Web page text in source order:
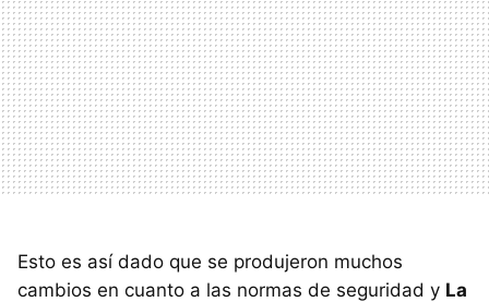
Esto es así dado que se produjeron muchos
cambios en cuanto a las normas de seguridad y La